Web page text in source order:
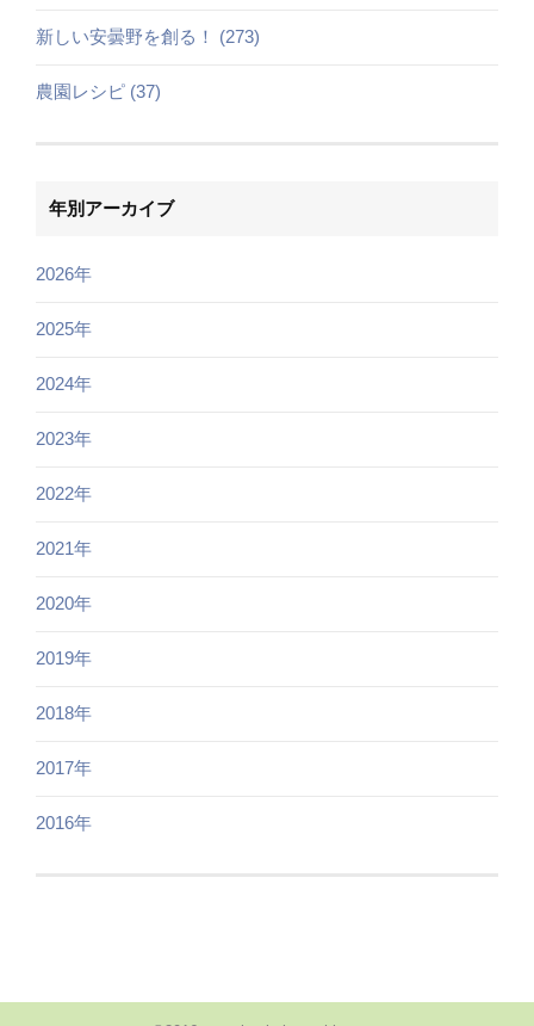
新しい安曇野を創る！ (273)
農園レシピ (37)
年別アーカイブ
2026年
2025年
2024年
2023年
2022年
2021年
2020年
2019年
2018年
2017年
2016年